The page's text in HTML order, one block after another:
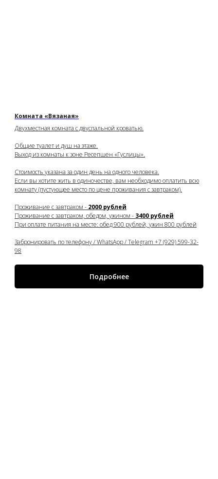
Комната «Вязаная»
Двухместная комната с двуспальной кроватью.
Общие туалет и душ на этаже.
Выход из комнаты к зоне Ресепшен «Гуслицы».
Стоимость указана за один день на одного человека.
Если вы хотите жить в одиночестве, вам необходимо оплатить всю
комнату (пустующее место по цене проживания с завтраком).
Проживание с завтраком - 2000 рублей
Проживание с завтраком, обедом, ужином - 3400 рублей
При оплате питания на месте: обед 900 рублей, ужин 800 рублей
Забронировать по телефону / WhatsApp / Telegram +7 (929) 599-32-
98
Подробнее